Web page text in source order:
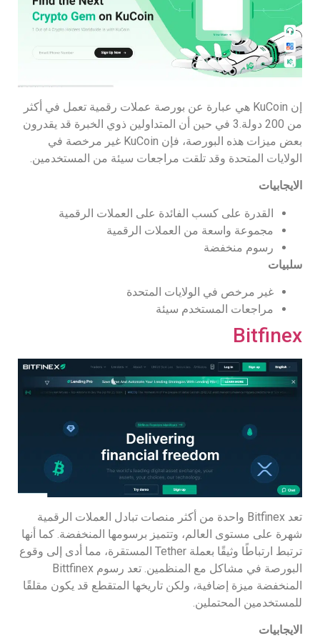
إن KuCoin هي عبارة عن بورصة عملات رقمية تعمل في أكثر
من 200 دولة.3 في حين أن المتداولين ذوي الخبرة قد يقدرون
بعض ميزات هذه البورصة، فإن KuCoin غير مرخصة في
الولايات المتحدة وقد تلقت مراجعات سيئة من المستخدمين.
الايجابيات
القدرة على كسب الفائدة على العملات الرقمية
مجموعة واسعة من العملات الرقمية
رسوم منخفضة
سلبيات
غير مرخص في الولايات المتحدة
مراجعات المستخدم سيئة
Bitfinex
تعد Bitfinex واحدة من أكثر منصات تبادل العملات الرقمية
شهرة على مستوى العالم، وتتميز برسومها المنخفضة. كما أنها
ترتبط ارتباطًا وثيقًا بعملة Tether المستقرة، مما أدى إلى وقوع
البورصة في مشاكل مع المنظمين. تعد رسوم Bittfinex
المنخفضة ميزة إضافية، ولكن تاريخها المتقطع قد يكون مقلقًا
للمستخدمين المحتملين.
الايجابيات